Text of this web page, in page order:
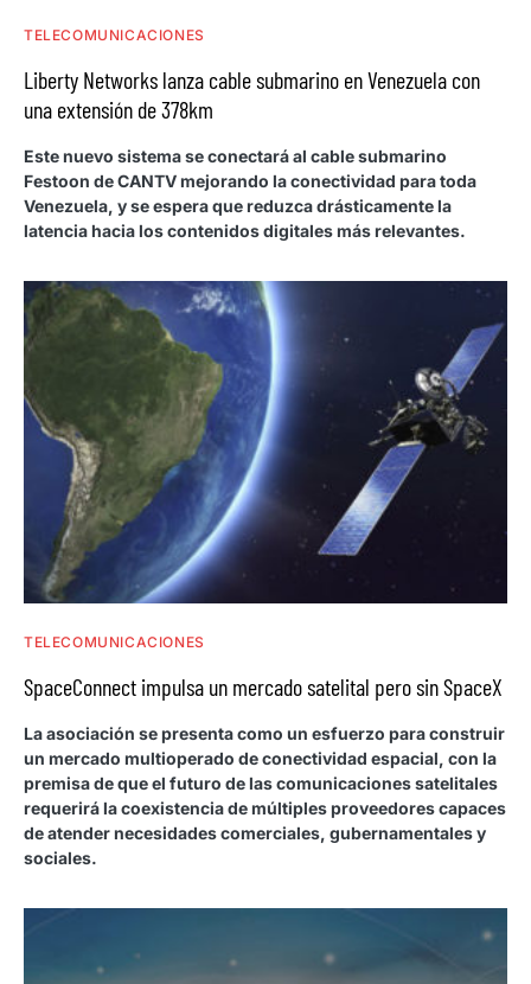
TELECOMUNICACIONES
Liberty Networks lanza cable submarino en Venezuela con
una extensión de 378km
Este nuevo sistema se conectará al cable submarino
Festoon de CANTV mejorando la conectividad para toda
Venezuela, y se espera que reduzca drásticamente la
latencia hacia los contenidos digitales más relevantes.
TELECOMUNICACIONES
SpaceConnect impulsa un mercado satelital pero sin SpaceX
La asociación se presenta como un esfuerzo para construir
un mercado multioperado de conectividad espacial, con la
premisa de que el futuro de las comunicaciones satelitales
requerirá la coexistencia de múltiples proveedores capaces
de atender necesidades comerciales, gubernamentales y
sociales.